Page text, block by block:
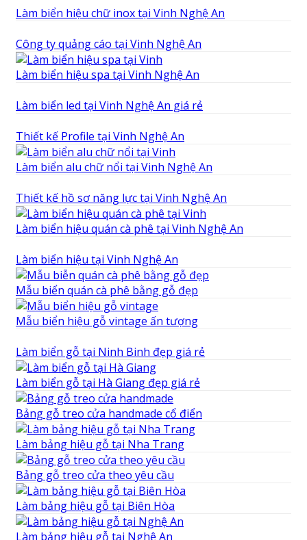
Làm biển hiệu chữ inox tại Vinh Nghệ An
Công ty quảng cáo tại Vinh Nghệ An
Làm biển hiệu spa tại Vinh Nghệ An
Làm biển led tại Vinh Nghệ An giá rẻ
Thiết kế Profile tại Vinh Nghệ An
Làm biển alu chữ nổi tại Vinh Nghệ An
Thiết kế hồ sơ năng lực tại Vinh Nghệ An
Làm biển hiệu quán cà phê tại Vinh Nghệ An
Làm biển hiệu tại Vinh Nghệ An
Mẫu biển quán cà phê bằng gỗ đẹp
Mẫu biển hiệu gỗ vintage ấn tượng
Làm biển gỗ tại Ninh Binh đẹp giá rẻ
Làm biển gỗ tại Hà Giang đẹp giá rẻ
Bảng gỗ treo cửa handmade cổ điển
Làm bảng hiệu gỗ tại Nha Trang
Bảng gỗ treo cửa theo yêu cầu
Làm bảng hiệu gỗ tại Biên Hòa
Làm bảng hiệu gỗ tại Nghệ An